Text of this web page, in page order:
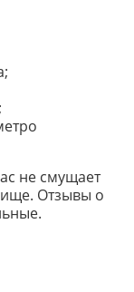
не смущает
Отзывы о